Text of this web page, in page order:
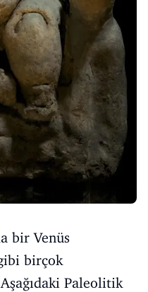
bir Venüs
birçok
Paleolitik